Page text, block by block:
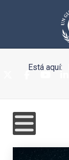
Está aquí: